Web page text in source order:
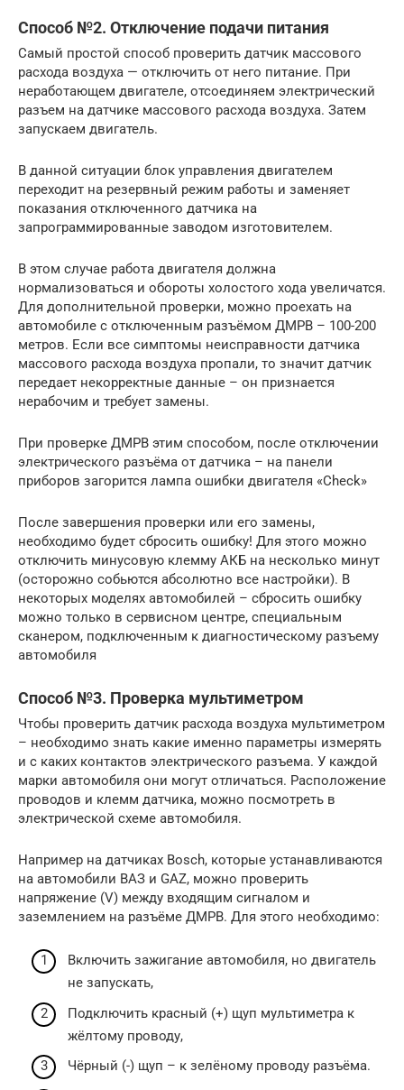
Способ №2. Отключение подачи питания
Самый простой способ проверить датчик массового
расхода воздуха — отключить от него питание. При
неработающем двигателе, отсоединяем электрический
разъем на датчике массового расхода воздуха. Затем
запускаем двигатель.
В данной ситуации блок управления двигателем
переходит на резервный режим работы и заменяет
показания отключенного датчика на
запрограммированные заводом изготовителем.
В этом случае работа двигателя должна
нормализоваться и обороты холостого хода увеличатся.
Для дополнительной проверки, можно проехать на
автомобиле с отключенным разъёмом ДМРВ – 100-200
метров. Если все симптомы неисправности датчика
массового расхода воздуха пропали, то значит датчик
передает некорректные данные – он признается
нерабочим и требует замены.
При проверке ДМРВ этим способом, после отключении
электрического разъёма от датчика – на панели
приборов загорится лампа ошибки двигателя «Check»
После завершения проверки или его замены,
необходимо будет сбросить ошибку! Для этого можно
отключить минусовую клемму АКБ на несколько минут
(осторожно собьются абсолютно все настройки). В
некоторых моделях автомобилей – сбросить ошибку
можно только в сервисном центре, специальным
сканером, подключенным к диагностическому разъему
автомобиля
Способ №3. Проверка мультиметром
Чтобы проверить датчик расхода воздуха мультиметром
– необходимо знать какие именно параметры измерять
и с каких контактов электрического разъема. У каждой
марки автомобиля они могут отличаться. Расположение
проводов и клемм датчика, можно посмотреть в
электрической схеме автомобиля.
Например на датчиках Bosch, которые устанавливаются
на автомобили ВАЗ и GAZ, можно проверить
напряжение (V) между входящим сигналом и
заземлением на разъёме ДМРВ. Для этого необходимо:
Включить зажигание автомобиля, но двигатель
не запускать,
Подключить красный (+) щуп мультиметра к
жёлтому проводу,
Чёрный (-) щуп – к зелёному проводу разъёма.